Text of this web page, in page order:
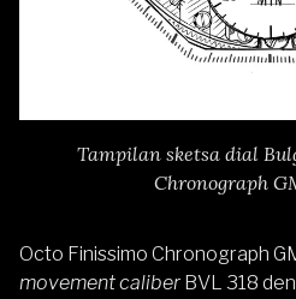
Tampilan sketsa dial
Chronograph
Octo Finissimo Chronograph
movement caliber BVL 318